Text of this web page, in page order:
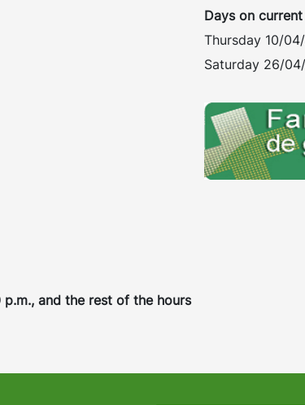
and the rest of the hours
Days on
Thursday 10/
Saturday 26/